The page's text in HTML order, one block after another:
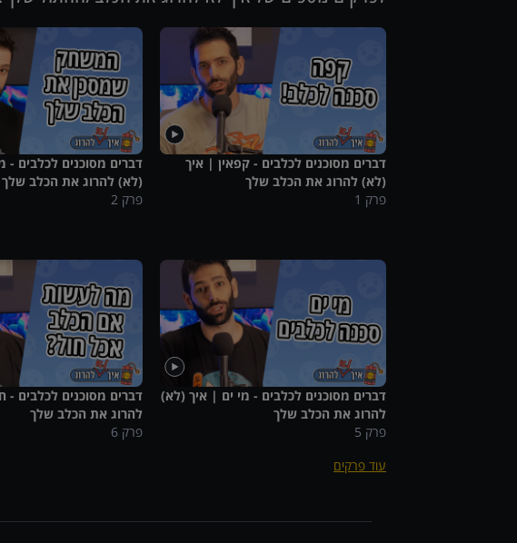
דברים מסוכנים לכלבים - קפאין | איך
(לא) להרוג את הכלב שלך
פרק 1
דברים מסוכנים לכלבים -
(לא) להרוג את הכלב שלך
פרק 2
דברים מסוכנים לכלבים - מי ים | איך (לא)
להרוג את הכלב שלך
פרק 5
דברים מסוכנים לכלבים -
להרוג את הכלב שלך
פרק 6
עוד פרקים